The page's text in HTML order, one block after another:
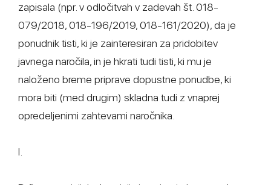
zapisala (npr. v odločitvah v zadevah št. 018-
079/2018, 018-196/2019, 018-161/2020), da je
ponudnik tisti, ki je zainteresiran za pridobitev
javnega naročila, in je hkrati tudi tisti, ki mu je
naloženo breme priprave dopustne ponudbe, ki
mora biti (med drugim) skladna tudi z vnaprej
opredeljenimi zahtevami naročnika.
I.